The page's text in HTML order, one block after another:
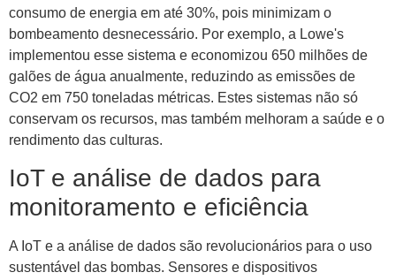
consumo de energia em até 30%, pois minimizam o
bombeamento desnecessário. Por exemplo, a Lowe's
implementou esse sistema e economizou 650 milhões de
galões de água anualmente, reduzindo as emissões de
CO2 em 750 toneladas métricas. Estes sistemas não só
conservam os recursos, mas também melhoram a saúde e o
rendimento das culturas.
IoT e análise de dados para
monitoramento e eficiência
A IoT e a análise de dados são revolucionários para o uso
sustentável das bombas. Sensores e dispositivos